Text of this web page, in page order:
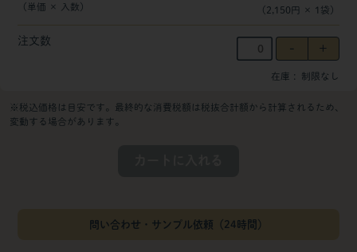
（単価 × 入数） （ 2,150円 × 1 袋 ）
注文数
在庫 制限なし
※税込価格は目安です。最終的な消費税額は税抜合計額から計算されるため、
変動する場合があります。
問い合わせ・サンプル依頼（24時間）